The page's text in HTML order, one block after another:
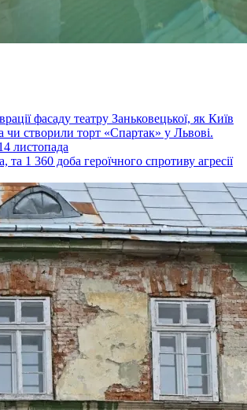
фасаду театру Заньковецької, як Київ
чи створили торт «Спартак» у Львові.
листопада
та 1 360 доба героїчного спротиву агресії